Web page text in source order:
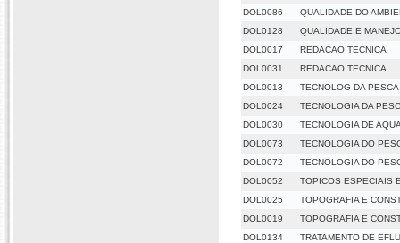
DOL0086
QUALIDADE DO
DOL0128
QUALIDADE E
DOL0017
REDACAO TECNICA
DOL0031
REDACAO TECNICA
DOL0013
TECNOLOG DA
DOL0024
TECNOLOGIA DA
DOL0030
TECNOLOGIA DE
DOL0073
TECNOLOGIA DO
DOL0072
TECNOLOGIA DO
DOL0052
TOPICOS ESPECIAIS
DOL0025
TOPOGRAFIA E
DOL0019
TOPOGRAFIA E
DOL0134
TRATAMENTO DE